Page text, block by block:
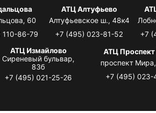
60
110-86-79
АТЦ Алтуфьево
Алтуфьевское ш., 48к4
+7 (495) 023-81-52
+7
АТЦ Измайлово
Сиреневый бульвар,
83б
+7 (495) 021-25-26
АТЦ
проспект
+7 (495) 023-